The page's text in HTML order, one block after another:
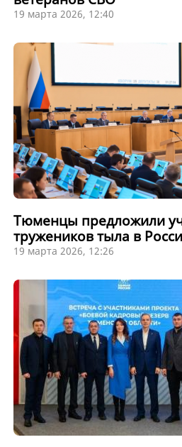
19 марта 2026, 12:40
Тюменцы предложили
тружеников тыла в
19 марта 2026, 12:26